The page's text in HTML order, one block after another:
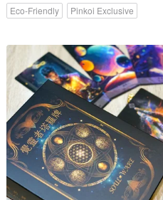
Eco-Friendly Pinkoi Exclusive